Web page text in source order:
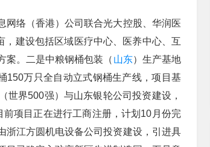
络（香港）公司联合光大控股、华润医
建设包括区域医疗中心、医养中心、互
案。二是中粮钢桶包装（ 山东）生产基地
150万只全自动立式钢桶生产线，项目基
界500强）与山东银轮公司投资建设，
项目正在进行工商注册，计划10月份完
浙江方圆机电设备公司投资建设，引进具